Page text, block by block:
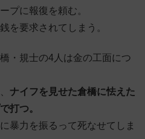
プに報復を頼む。
を要求されてしまう。
・規士の4人は金の工面につ
ナイフを見せた倉橋に怯えた
打つ。
暴力を振るって死なせてしま